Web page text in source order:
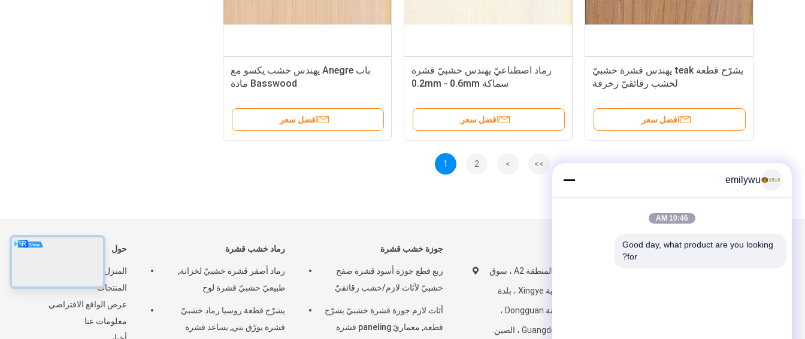
باب Anegre يهندس خشب يكسو مع
Basswood مادة
افضل سعر
رماد اصطناعيّ يهندس خشبيّ قشرة
سماكة 0.2mm - 0.6mm
افضل سعر
يشرّح قطعة teak يهندس قشرة خشبيّ
لخشب رقائقيّ زخرفة
افضل سعر
1 2 > >>
حول
المنزل
المنتجات
عرض الواقع الافتراضي
معلومات عنا
رماد خشب قشرة
رماد أصفر قشرة خشبيّ لخزانة,
طبيعيّ خشبيّ قشرة لوح
يشرّح قطعة روسيا رماد خشبيّ
قشرة يورّق بني, يساعد قشرة
جوزة خشب قشرة
ربع قطع جوزة أسود قشرة صفح
خشبيّ لأثاث لازم/خشب رقائقيّ
أثاث لازم جوزة قشرة خشبيّ يشرّح
قطعة, معماريّ paneling قشرة
No.21-23 ، المنطقة A2 ، سوق
المواد الخشبية Xingye ، بلدة
Houjie ، مدينة Dongguan ،
البريد بنا
emilywu
10:46 AM
Good day, what product are you looking
for?